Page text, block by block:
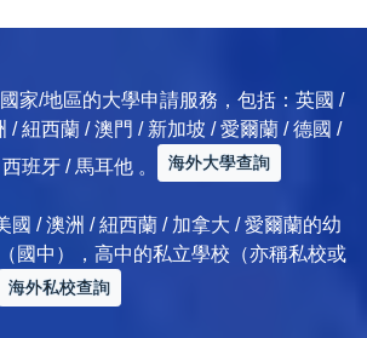
家/地區的大學申請服務，包括：英國 /
/ 紐西蘭 / 澳門 / 新加坡 / 愛爾蘭 / 德國 /
班牙 / 馬耳他 。
海外大學查詢
國 / 澳洲 / 紐西蘭 / 加拿大 / 愛爾蘭的幼
國中），高中的私立學校（亦稱私校或
海外私校查詢